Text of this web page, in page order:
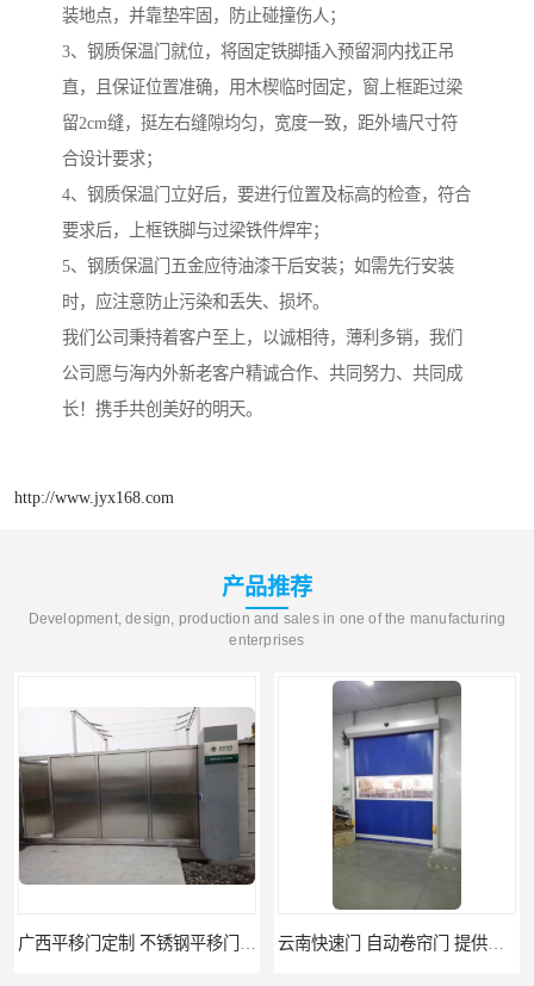
装地点，并靠垫牢固，防止碰撞伤人；
3、钢质保温门就位，将固定铁脚插入预留洞内找正吊
直，且保证位置准确，用木楔临时固定，窗上框距过梁
留2cm缝，挺左右缝隙均匀，宽度一致，距外墙尺寸符
合设计要求；
4、钢质保温门立好后，要进行位置及标高的检查，符合
要求后，上框铁脚与过梁铁件焊牢；
5、钢质保温门五金应待油漆干后安装；如需先行安装
时，应注意防止污染和丢失、损坏。
我们公司秉持着客户至上，以诚相待，薄利多销，我们
公司愿与海内外新老客户精诚合作、共同努力、共同成
长！携手共创美好的明天。
http://www.jyx168.com
产品推荐
Development, design, production and sales in one of the manufacturing
enterprises
广西平移门定制 不锈钢平移门 别墅平移门 云南快速门 自动卷帘门 提供免费样品